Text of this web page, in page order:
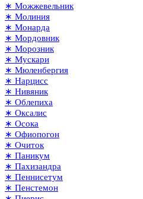
∗ Можжевельник
∗ Молиния
∗ Монарда
∗ Мордовник
∗ Морозник
∗ Мускари
∗ Мюленбергия
∗ Нарцисс
∗ Нивяник
∗ Облепиха
∗ Оксалис
∗ Осока
∗ Офиопогон
∗ Очиток
∗ Паникум
∗ Пахизандра
∗ Пеннисетум
∗ Пенстемон